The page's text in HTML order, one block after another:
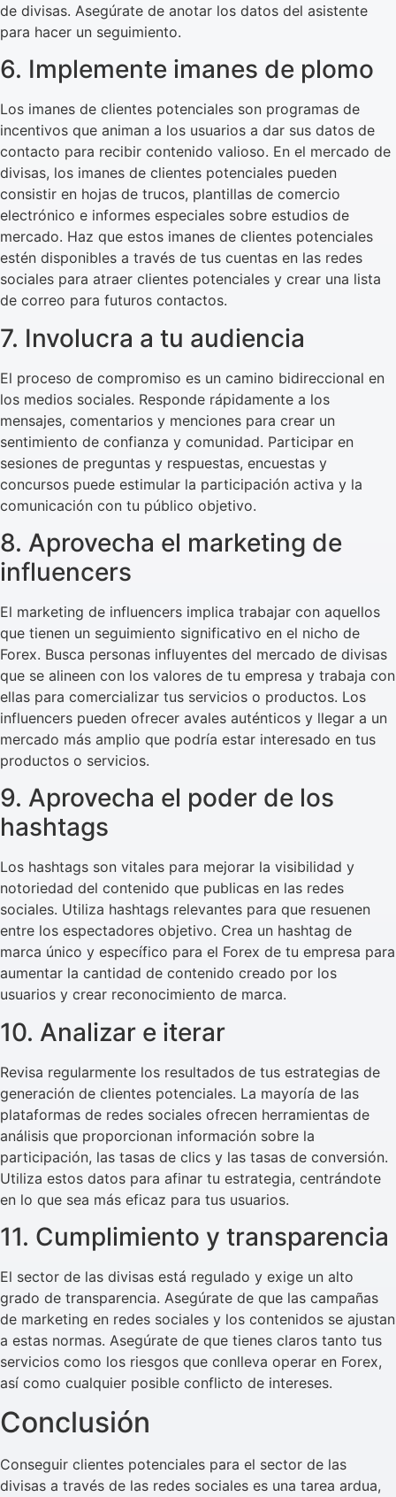
de divisas. Asegúrate de anotar los datos del asistente
para hacer un seguimiento.
6. Implemente imanes de plomo
Los imanes de clientes potenciales son programas de
incentivos que animan a los usuarios a dar sus datos de
contacto para recibir contenido valioso. En el mercado de
divisas, los imanes de clientes potenciales pueden
consistir en hojas de trucos, plantillas de comercio
electrónico e informes especiales sobre estudios de
mercado. Haz que estos imanes de clientes potenciales
estén disponibles a través de tus cuentas en las redes
sociales para atraer clientes potenciales y crear una lista
de correo para futuros contactos.
7. Involucra a tu audiencia
El proceso de compromiso es un camino bidireccional en
los medios sociales. Responde rápidamente a los
mensajes, comentarios y menciones para crear un
sentimiento de confianza y comunidad. Participar en
sesiones de preguntas y respuestas, encuestas y
concursos puede estimular la participación activa y la
comunicación con tu público objetivo.
8. Aprovecha el marketing de
influencers
El marketing de influencers implica trabajar con aquellos
que tienen un seguimiento significativo en el nicho de
Forex. Busca personas influyentes del mercado de divisas
que se alineen con los valores de tu empresa y trabaja con
ellas para comercializar tus servicios o productos. Los
influencers pueden ofrecer avales auténticos y llegar a un
mercado más amplio que podría estar interesado en tus
productos o servicios.
9. Aprovecha el poder de los
hashtags
Los hashtags son vitales para mejorar la visibilidad y
notoriedad del contenido que publicas en las redes
sociales. Utiliza hashtags relevantes para que resuenen
entre los espectadores objetivo. Crea un hashtag de
marca único y específico para el Forex de tu empresa para
aumentar la cantidad de contenido creado por los
usuarios y crear reconocimiento de marca.
10. Analizar e iterar
Revisa regularmente los resultados de tus estrategias de
generación de clientes potenciales. La mayoría de las
plataformas de redes sociales ofrecen herramientas de
análisis que proporcionan información sobre la
participación, las tasas de clics y las tasas de conversión.
Utiliza estos datos para afinar tu estrategia, centrándote
en lo que sea más eficaz para tus usuarios.
11. Cumplimiento y transparencia
El sector de las divisas está regulado y exige un alto
grado de transparencia. Asegúrate de que las campañas
de marketing en redes sociales y los contenidos se ajustan
a estas normas. Asegúrate de que tienes claros tanto tus
servicios como los riesgos que conlleva operar en Forex,
así como cualquier posible conflicto de intereses.
Conclusión
Conseguir clientes potenciales para el sector de las
divisas a través de las redes sociales es una tarea ardua,